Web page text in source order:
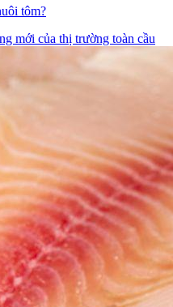
tôm?
mới của thị trường toàn cầu